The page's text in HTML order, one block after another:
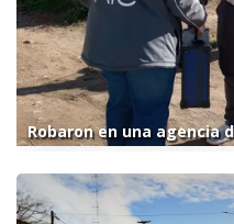
Robaron en una agencia